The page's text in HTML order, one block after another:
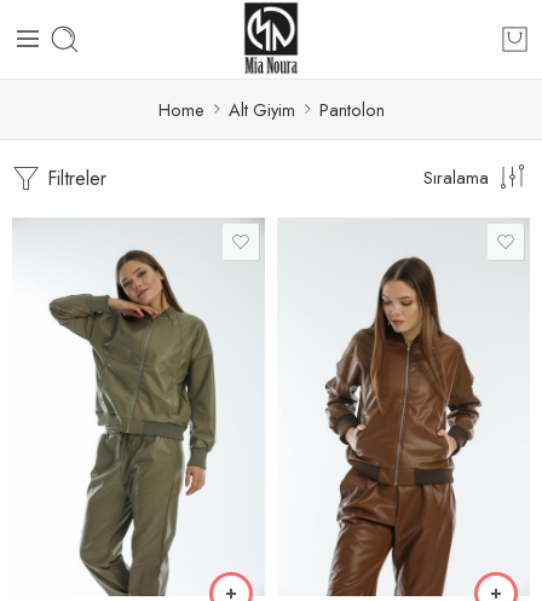
Home Alt Giyim Pantolon
Filtreler Sıralama